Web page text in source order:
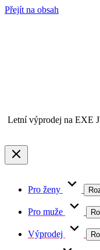
Přejít na obsah
Letní výprodej na EXE
Pro ženy
Pro muže
Výprodej